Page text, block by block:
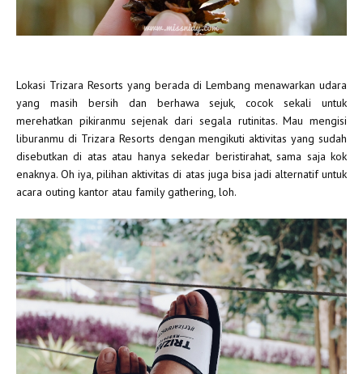
Lokasi Trizara Resorts yang berada di Lembang menawarkan udara
yang masih bersih dan berhawa sejuk, cocok sekali untuk
merehatkan pikiranmu sejenak dari segala rutinitas. Mau mengisi
liburanmu di Trizara Resorts dengan mengikuti aktivitas yang sudah
disebutkan di atas atau hanya sekedar beristirahat, sama saja kok
enaknya. Oh iya, pilihan aktivitas di atas juga bisa jadi alternatif untuk
acara outing kantor atau family gathering, loh.